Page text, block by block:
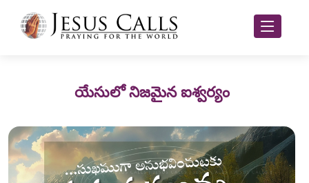
యేసులో నిజమైన ఐశ్వర్యం